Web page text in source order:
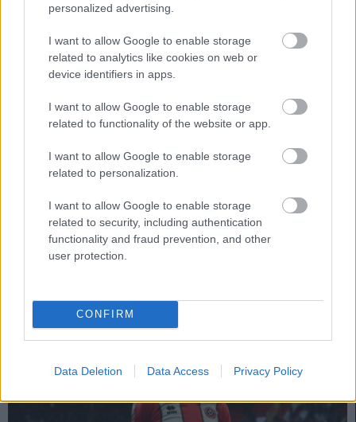
personalized advertising.
I want to allow Google to enable storage
related to analytics like cookies on web or
device identifiers in apps.
I want to allow Google to enable storage
related to functionality of the website or app.
I want to allow Google to enable storage
related to personalization.
I want to allow Google to enable storage
related to security, including authentication
functionality and fraud prevention, and other
user protection.
CONFIRM
Data Deletion Data Access Privacy Policy
Top 5 Comunio: los mejores nuevos fichajes tras 4 jornadas
Algunos de los nuevos fichajes del verano han tenido un impacto
inmediato en LaLiga y Comunio. Repasamos los cinco recién llegados
con más puntos tras 4 jornadas.